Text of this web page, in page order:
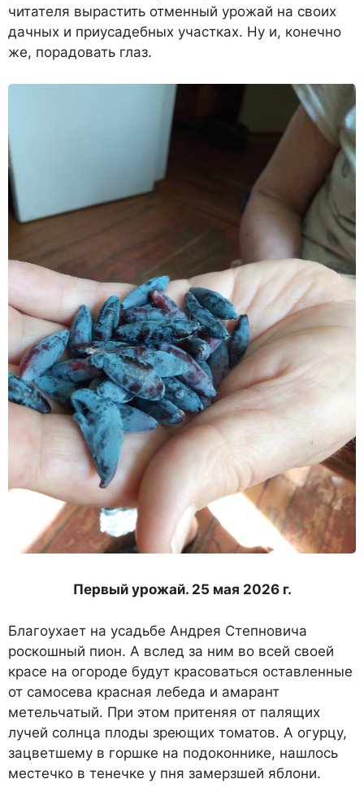
читателя вырастить отменный урожай на своих
дачных и приусадебных участках. Ну и, конечно
же, порадовать глаз.
Первый урожай. 25 мая 2026 г.
Благоухает на усадьбе Андрея Степновича
роскошный пион. А вслед за ним во всей своей
красе на огороде будут красоваться оставленные
от самосева красная лебеда и амарант
метельчатый. При этом притеняя от палящих
лучей солнца плоды зреющих томатов. А огурцу,
зацветшему в горшке на подоконнике, нашлось
местечко в тенечке у пня замерзшей яблони.